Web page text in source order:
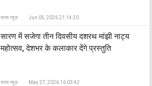
राज्य न्यूज़ Jun 05, 2026 21:14:20
सारण में सजेगा तीन दिवसीय दशरथ मांझी नाट्य
महोत्सव, देशभर के कलाकार देंगे प्रस्तुति
राज्य न्यूज़ May 27, 2026 16:03:42